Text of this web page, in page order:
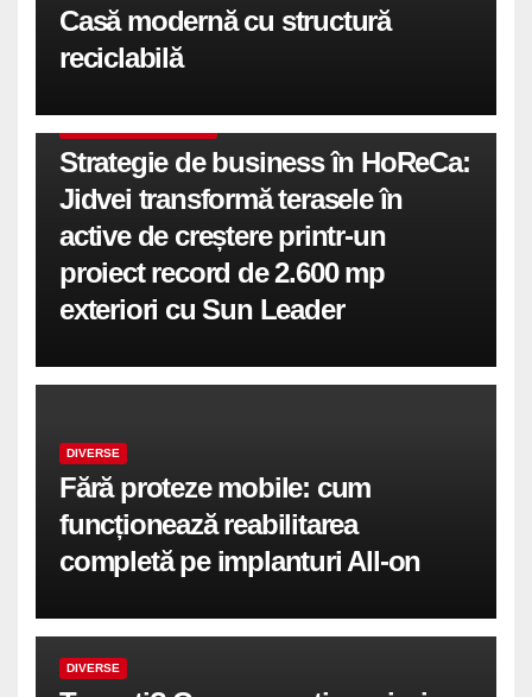
Casă modernă cu structură
reciclabilă
Strategie de business în HoReCa:
Jidvei transformă terasele în
active de creștere printr-un
proiect record de 2.600 mp
exteriori cu Sun Leader
DIVERSE
Fără proteze mobile: cum
funcționează reabilitarea
completă pe implanturi All-on
DIVERSE